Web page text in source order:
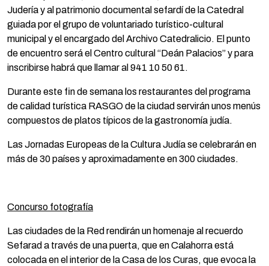
Judería y al patrimonio documental sefardí de la Catedral
guiada por el grupo de voluntariado turístico-cultural
municipal y el encargado del Archivo Catedralicio. El punto
de encuentro será el Centro cultural “Deán Palacios” y para
inscribirse habrá que llamar al 941 10 50 61.
Durante este fin de semana los restaurantes del programa
de calidad turística RASGO de la ciudad servirán unos menús
compuestos de platos típicos de la gastronomía judía.
Las Jornadas Europeas de la Cultura Judía se celebrarán en
más de 30 países y aproximadamente en 300 ciudades.
Concurso fotografía
Las ciudades de la Red rendirán un homenaje al recuerdo
Sefarad a través de una puerta, que en Calahorra está
colocada en el interior de la Casa de los Curas, que evoca la